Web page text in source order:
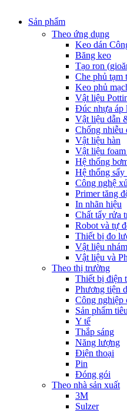
Sản phẩm
Theo ứng dụng
Keo dán
Băng keo
Tạo ron
Che phủ tạm
Keo phủ
Vật liệu
Đúc nhựa áp
Vật liệu dẫn
Chống
Vật liệu hàn
Vật liệu
Hệ thống
Hệ thống sấy
Công nghệ
Primer tăng
In nhãn hiệu
Chất tẩy rửa
Robot và tự
Thiết bị đo
Vật liệu nhám
Vật liệu và
Theo thị trường
Thiết bị điện
Phương tiện
Công nghiệp
Sản phẩm
Y tế
Thắp sáng
Năng lượng
Điện thoại
Pin
Đóng gói
Theo nhà sản xuất
3M
Sulzer